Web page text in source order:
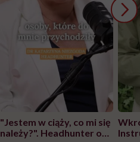
"Jestem w ciąży, co mi się
należy?". Headhunter o